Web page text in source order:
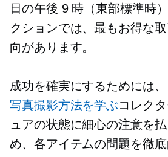
日の午後 9 時（東部標準時
クションでは、最もお得な
向があります。
成功を確実にするためには、
写真撮影方法を学ぶコレク
ュアの状態に細心の注意を
め、各アイテムの問題を徹